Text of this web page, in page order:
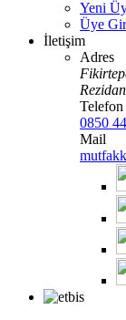
Yeni
Üye
İletişim
Adres
Telefon
0850
Mail